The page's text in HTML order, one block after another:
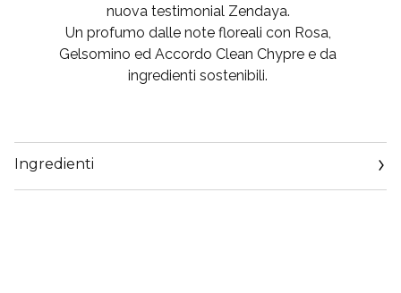
nuova testimonial Zendaya.
Un profumo dalle note floreali con Rosa,
Gelsomino ed Accordo Clean Chypre e da
ingredienti sostenibili.
Ingredienti